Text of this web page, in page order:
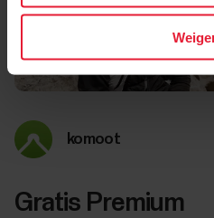
komoot
Gratis Premium